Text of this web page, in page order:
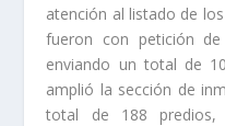
atención al listado de
fueron con petición
enviando un total de
amplió la sección de
total de 188 predios,